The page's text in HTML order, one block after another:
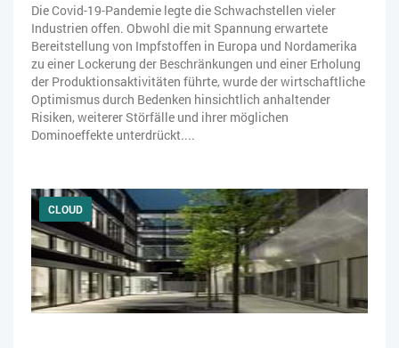
Die Covid-19-Pandemie legte die Schwachstellen vieler
Industrien offen. Obwohl die mit Spannung erwartete
Bereitstellung von Impfstoffen in Europa und Nordamerika
zu einer Lockerung der Beschränkungen und einer Erholung
der Produktionsaktivitäten führte, wurde der wirtschaftliche
Optimismus durch Bedenken hinsichtlich anhaltender
Risiken, weiterer Störfälle und ihrer möglichen
Dominoeffekte unterdrückt....
CLOUD